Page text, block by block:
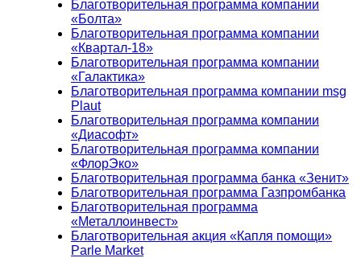
Благотворительная программа компании
«Болта»
Благотворительная программа компании
«Квартал-18»
Благотворительная программа компании
«Галактика»
Благотворительная программа компании msg
Plaut
Благотворительная программа компании
«Диасофт»
Благотворительная программа компании
«ФлорЭко»
Благотворительная программа банка «Зенит»
Благотворительная программа Газпромбанка
Благотворительная программа
«Металлоинвест»
Благотворительная акция «Капля помощи»
Parle Market